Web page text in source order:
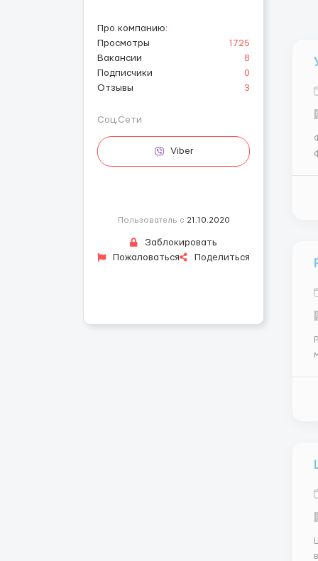
Про компанию:
Просмотры
1725
Вакансии
8
Подписчики
0
Отзывы
3
Соц.Сети
Viber
Пользователь с 21.10.2020
Заблокировать
Пожаловаться
Поделиться